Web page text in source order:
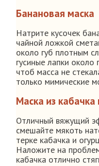
Банановая маска
Натрите кусочек
чайной ложкой
около губ плотным
гусиные лапки около
чтоб масса не
только мимические
Маска из кабачка
Отличный вяжущий
смешайте мякоть
терке кабачка и
Наложите на
кабачка отлично